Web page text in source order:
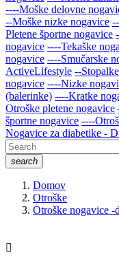
----Moške delovne
--Moške nizke nogavice
Pletene športne nogavice
nogavice ----Tekaške
nogavice ----Smučarske
ActiveLifestyle --Stopalke
nogavice ----Nizke
(balerinke) ----Kratke
Otroške pletene nogavice
športne nogavice ----
Nogavice za diabetike -
search
Domov
Otroške
Otroške nogavice
